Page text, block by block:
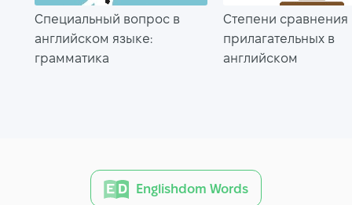
Специальный вопрос в
английском языке:
грамматика
Степени сравнения
прилагательных в
английском
Englishdom Words